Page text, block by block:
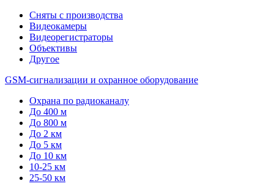
Сняты с производства
Видеокамеры
Видеорегистраторы
Объективы
Другое
GSM-сигнализации и охранное оборудование
Охрана по радиоканалу
До 400 м
До 800 м
До 2 км
До 5 км
До 10 км
10-25 км
25-50 км